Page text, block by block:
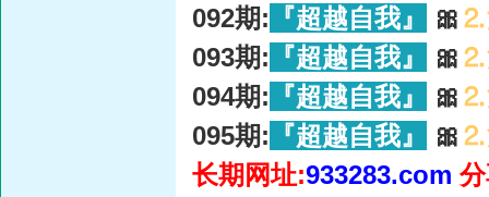
092期: 『超越自我』 🎀 ⒉
093期: 『超越自我』 🎀 ⒉
094期: 『超越自我』 🎀 ⒉
095期: 『超越自我』 🎀 ⒉
长期网址:933283.com